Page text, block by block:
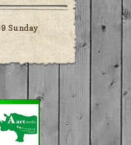
Sunday